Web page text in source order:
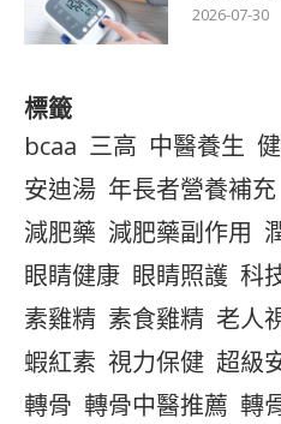
2026-07-30
標籤
bcaa 三高 中醫養生
安迪湯 年長者營養補充
減肥藥 減肥藥副作用
眼睛健康 眼睛照護 科
素雞精 素食雞精 老人
蝦紅素 視力保健 超級
轉骨 轉骨中醫推薦 轉